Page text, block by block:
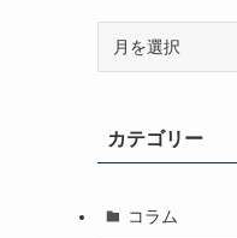
ブカテゴリー
コラム